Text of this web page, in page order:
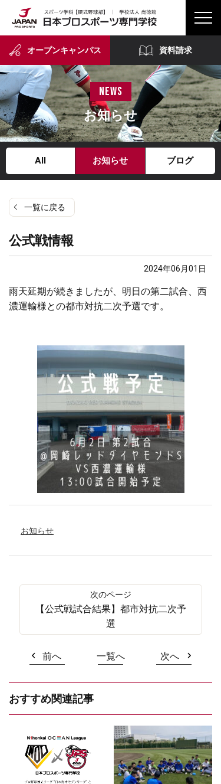
オープンキャンパス 資料請求
news
お知らせ
All お知らせ ブログ
一覧に戻る
公式戦情報
2024年06月01日
雨天延期が続きましたが、明日の第二試合、西
濃運輸様との都市対抗二次予選です。
お知らせ
【公式戦試合結果】都市対抗二次予
選
前へ 一覧へ 次へ
おすすめ関連記事